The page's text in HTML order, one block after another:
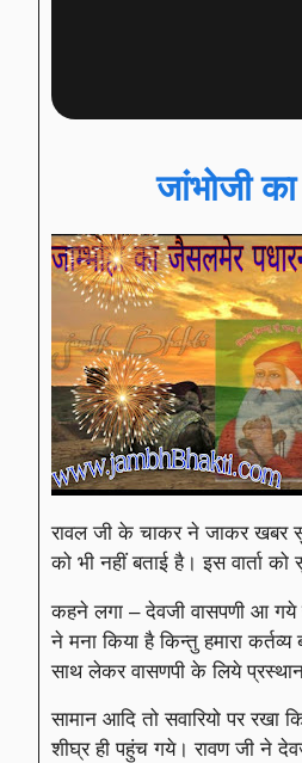
जांभोजी
रावल जी के चाकर ने जाकर खबर
को भी नहीं बताई है। इस वार्ता
कहने लगा – देवजी वासपणी आ गये
ने मना किया है किन्तु हमारा
साथ लेकर वासणपी के लिये
सामान आदि तो सवारियो पर
शीघ्र ही पहुंच गये। रावण जी ने